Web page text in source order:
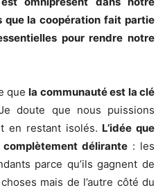
que la coopération fait partie
pour rendre notre
quela communauté est la clé
doute que nous puissions
en restant isolés. L’idée que
délirante : les
parce qu’ils gagnent de
mais de l’autre côté du